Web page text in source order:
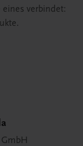
verbindet: